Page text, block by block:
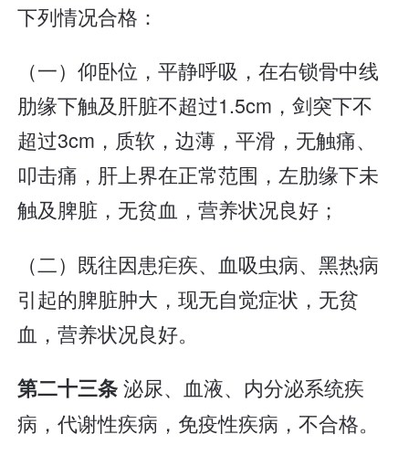
下列情况合格：
（一）仰卧位，平静呼吸，在右锁骨中线
肋缘下触及肝脏不超过1.5cm，剑突下不
超过3cm，质软，边薄，平滑，无触痛、
叩击痛，肝上界在正常范围，左肋缘下未
触及脾脏，无贫血，营养状况良好；
（二）既往因患疟疾、血吸虫病、黑热病
引起的脾脏肿大，现无自觉症状，无贫
血，营养状况良好。
第二十三条泌尿、血液、内分泌系统疾
病，代谢性疾病，免疫性疾病，不合格。